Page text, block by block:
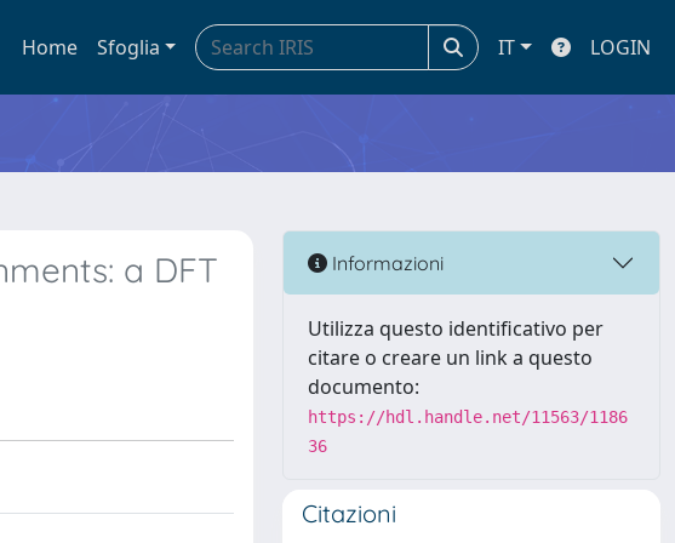
Home Sfoglia IT LOGIN
a DFT
Informazioni
Utilizza questo identificativo per
citare o creare un link a questo
documento:
https://hdl.handle.net/11563/1186
36
Citazioni